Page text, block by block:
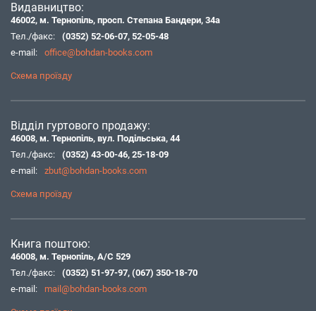
Видавництво:
46002, м. Тернопіль, просп. Степана Бандери, 34а
Тел./факс:
(0352) 52-06-07, 52-05-48
e-mail:
office@bohdan-books.com
Схема проїзду
Відділ гуртового продажу:
46008, м. Тернопіль, вул. Подільська, 44
Тел./факс:
(0352) 43-00-46, 25-18-09
e-mail:
zbut@bohdan-books.com
Схема проїзду
Книга поштою:
46008, м. Тернопіль, А/С 529
Тел./факс:
(0352) 51-97-97, (067) 350-18-70
e-mail:
mail@bohdan-books.com